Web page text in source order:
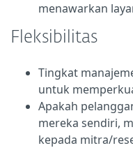
menawarkan
Fleksibilitas
Tingkat
untuk
Apakah
mereka sendiri,
kepada mitra/